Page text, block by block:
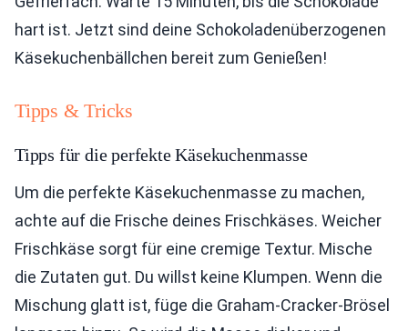
hart ist. Jetzt sind deine Schokoladenüberzogenen
Käsekuchenbällchen bereit zum Genießen!
Tipps & Tricks
Tipps für die perfekte Käsekuchenmasse
Um die perfekte Käsekuchenmasse zu machen,
achte auf die Frische deines Frischkäses. Weicher
Frischkäse sorgt für eine cremige Textur. Mische
die Zutaten gut. Du willst keine Klumpen. Wenn die
Mischung glatt ist, füge die Graham-Cracker-Brösel